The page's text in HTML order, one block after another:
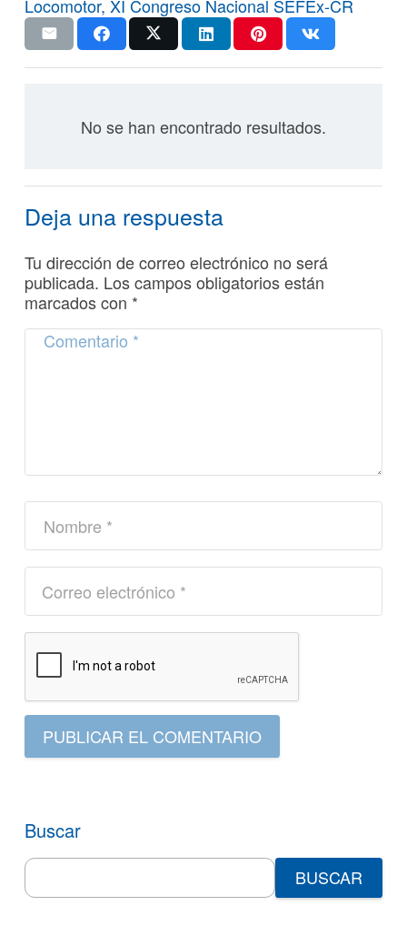
Locomotor, XI Congreso Nacional SEFEx-CR
No se han encontrado resultados.
Deja una respuesta
Tu dirección de correo electrónico no será
publicada. Los campos obligatorios están
marcados con *
PUBLICAR EL COMENTARIO
Buscar
Search
for: